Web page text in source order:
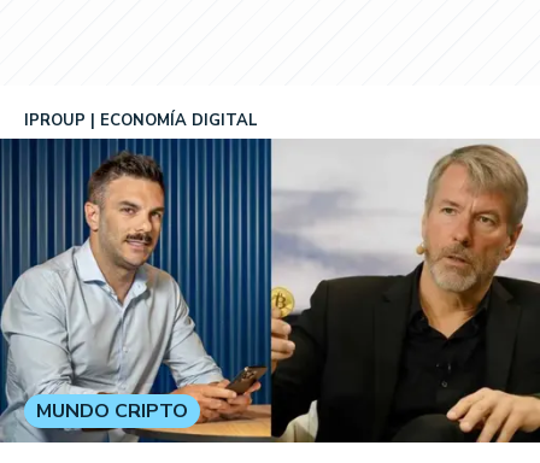
IPROUP ECONOMÍA DIGITAL
MUNDO CRIPTO